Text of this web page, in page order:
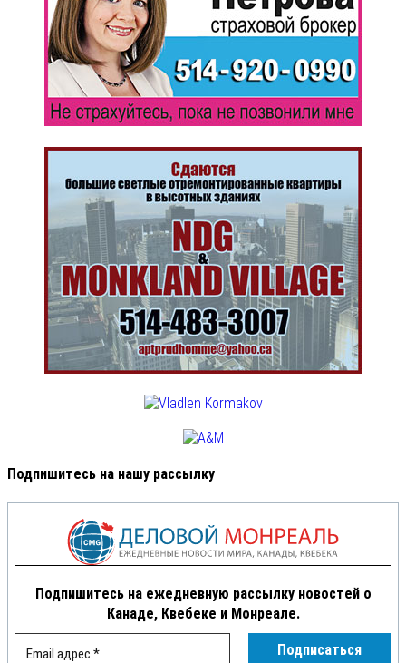
Подпишитесь на нашу рассылку
Подпишитесь на ежедневную рассылку новостей о
Канаде, Квебеке и Монреале.